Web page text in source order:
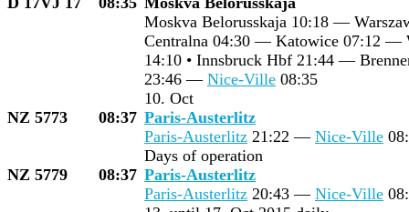
Moskva Belorusskaja 10:18 —
Centralna 04:30 — Katowice 07:12
14:10 • Innsbruck Hbf 21:44 —
23:46 — Nice-Ville 08:35
10. Oct
NZ 5773
08:37 Paris-Austerlitz
Paris-Austerlitz 21:22 — Nice-Ville
Days of operation
NZ 5779
08:37 Paris-Austerlitz
Paris-Austerlitz 20:43 — Nice-Ville